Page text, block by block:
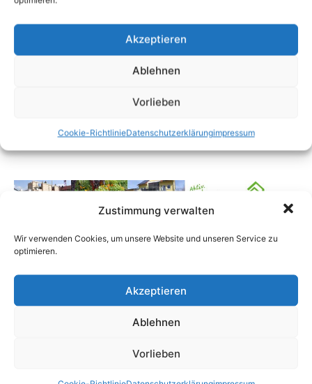
Akzeptieren
Ablehnen
Vorlieben
Cookie-RichtlinieDatenschutzerklärungimpressum